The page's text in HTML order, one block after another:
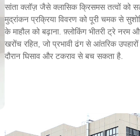
सांता क्लॉज़ जैसे क्लासिक क्रिसमस तत्वों को
मुद्रांकन प्रक्रिया विवरण को पूरी चमक से
के माहौल को बढ़ाना. फ़्लोकिंग भीतरी ट्रे
खरोंच रहित, जो प्रभावी ढंग से आंतरिक
दौरान घिसाव और टकराव से बच सकता है.